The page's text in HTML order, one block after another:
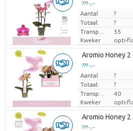
??? -,--
Prijs per stuk
Aantal ?
Totaal:
?
55
Kweker
opti-
Aromio Honey 2
??? -,--
Prijs per stuk
Aantal ?
Totaal:
?
40
Kweker
opti-
Aromio Honey 2
??? -,--